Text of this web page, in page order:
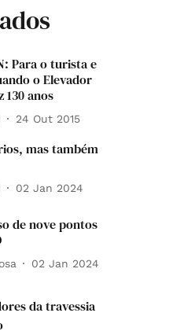
Para o turista e
o Elevador
130 anos
24 Out 2015
mas também
02 Jan 2024
de nove pontos
02 Jan 2024
da travessia